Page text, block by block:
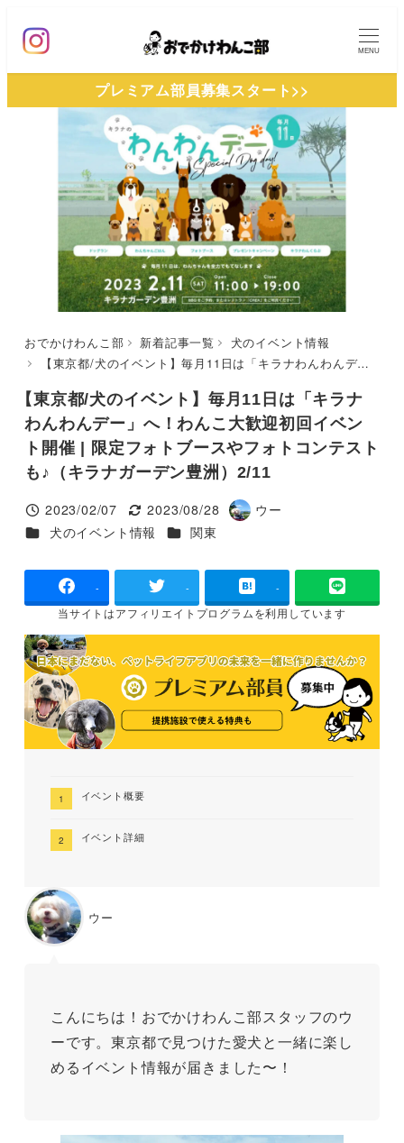
ン
MENU
プレミアム部員募集スタート>>
おでかけわんこ部 新着記事一覧
犬のイベント情報
【東京都/犬のイベント】毎月11日は「キラナわんわんデー」へ！わんこ大歓迎初回イベント開催 | 限定フォトブースやフォトコンテストも♪（キラナガーデン豊洲）2/11
【東京都/犬のイベント】毎月11日は「キラナ
わんわんデー」へ！わんこ大歓迎初回イベン
ト開催 | 限定フォトブースやフォトコンテスト
も♪（キラナガーデン豊洲）2/11
投稿日
2023/02/07
更新日
2023/08/28
著
ウー
カテゴリー
犬のイベント情報 カテゴリー
関東
- - -
当サイトはアフィリエイトプログラムを利用しています
イベント概要
イベント詳細
ウー
こんにちは！おでかけわんこ部スタッフのウ
ーです。東京都で見つけた愛犬と一緒に楽し
めるイベント情報が届きました〜！